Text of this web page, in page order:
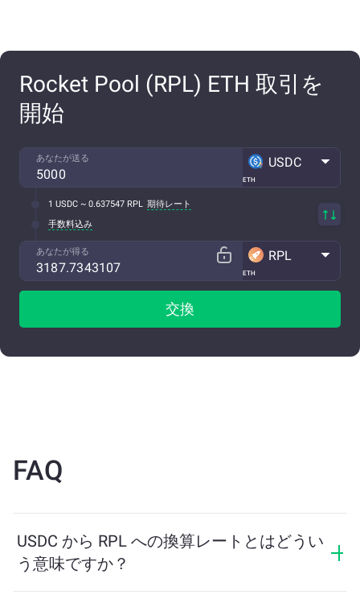
Rocket Pool (RPL) ETH 取引を
開始
あなたが送る
ETH
USDC
1 USDC ~ 0.637547 RPL 期待レート
手数料込み
あなたが得る
ETH
RPL
交換
FAQ
USDC から RPL への換算レートとはどうい
う意味ですか？